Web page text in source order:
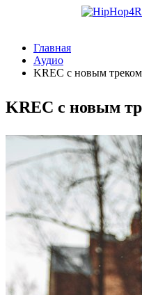
Главная
Аудио
KREC с новым
KREC с новым